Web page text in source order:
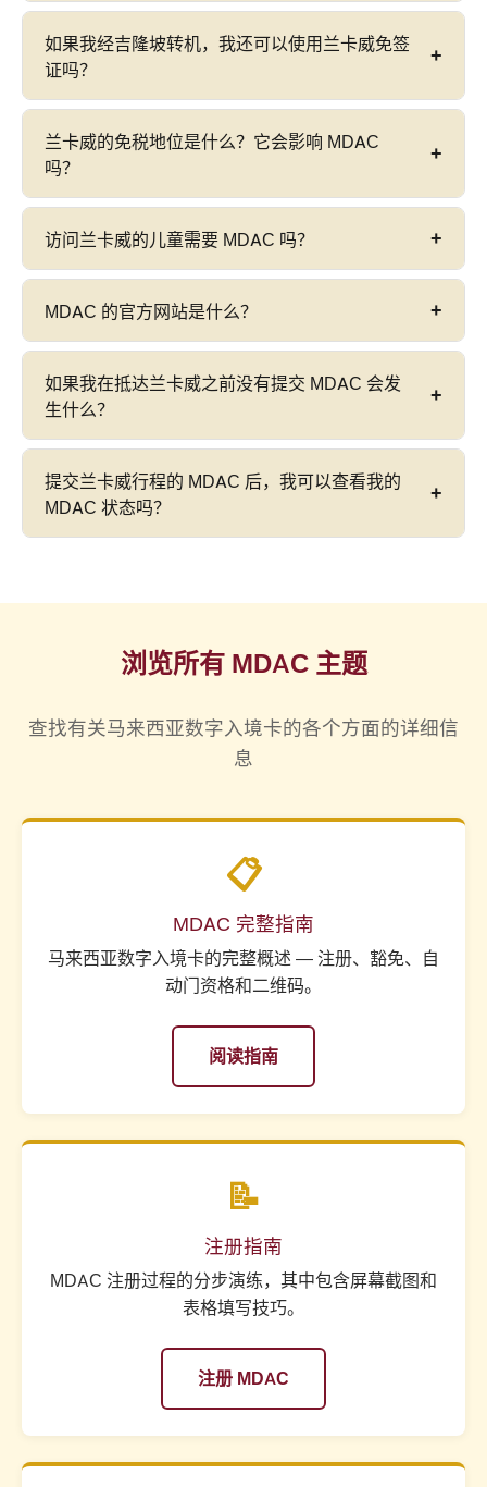
和时间安排指南。
印度护照持有人可以免签证乘坐从印度直飞 LGK 的
航班访问兰卡威，最长可停留
。免签证计划适
有关印度旅客的更多信息，请参阅我们的按国家/地
区划分的 MDAC 要求
如果我经吉隆坡转机，我还可以使用兰卡威免签
证吗？
不可以。兰卡威免签证计划要求直飞兰卡威国际机
场 (LGK) 的国际航班
效的马来西亚签证才能入境。
兰卡威的免税地位是什么？它会影响 MDAC
吗？
自1987 年以来，兰卡威一直是一个免税自由港
，这
MDAC 完全分开— 所有访客仍然需要提交马来西亚
数字入境卡，无论是否有免税购物计划。
访问兰卡威的儿童需要 MDAC 吗？
是的。 所有进入马来西亚的外国公民 — 包括儿童
—
请使用儿童的护照详细信息。有关儿童 MDAC 说
明，请参阅我们的
MDAC 的官方网站是什么？
唯一的官方 MDAC 门户网站是imigresen-
online.imi.gov.my/mdac/main
站和二维码流程的更多信息，请参阅我们的专门指
南。
如果我在抵达兰卡威之前没有提交 MDAC 会发
生什么？
未能在抵达前提交 MDAC 可能会导致入境延误
某些情况下，拒绝入境
请参阅MDAC 强制性规则和时间安排。
提交兰卡威行程的 MDAC 后，我可以查看我的
MDAC 状态吗？
门户网站imigresen-
提交。如需解决提交问题方面的帮助，请访问我们
MDAC 状态和故障排除指南
浏览所有 MDAC 主题
查找有关马来西亚数字入境卡的各个方面的详细信
息
📋
MDAC 完整指南
马来西亚数字入境卡的完整概述 — 注册、豁免、自
动门资格和二维码。
阅读指南
📝
注册指南
MDAC 注册过程的分步演练，其中包含屏幕截图和
表格填写技巧。
注册 MDAC